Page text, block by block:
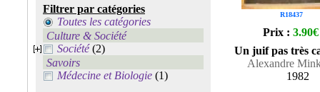
Filtrer par catégories
Toutes les catégories
Culture & Société
Société(2)
Savoirs
Médecine et Biologie (1)
R18437
Prix : 3.90€
Un juif pas très
Alexandre
1982